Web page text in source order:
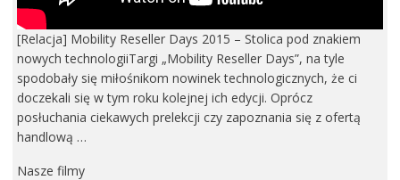
[Relacja] Mobility Reseller Days 2015 – Stolica pod znakiem
nowych technologiiTargi „Mobility Reseller Days”, na tyle
spodobały się miłośnikom nowinek technologicznych, że ci
doczekali się w tym roku kolejnej ich edycji. Oprócz
posłuchania ciekawych prelekcji czy zapoznania się z ofertą
handlową …
Nasze filmy